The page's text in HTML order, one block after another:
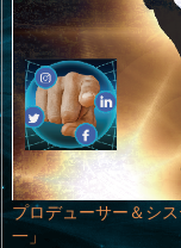
プロデューサー＆シ
一」